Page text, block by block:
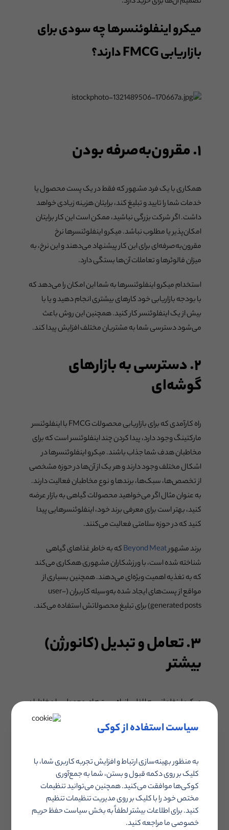
میکرو اینفلوئنسرها چه سودی برای
بازاریابی FMCG دارند؟
۱. مقرون‌به‌صرفه بودن
همکاری با یک فرد مشهور که فقط در یک پست محصول یا
خدمات شما را تایید و تبلیغ کند، برایتان هزینه زیادی خواهد
داشت. اگر شرکت بزرگی نباشید، ممکن است این کار برایتان
امکان‌پذیر یا مطلوب نباشد. میکرو اینفلوئنسرها نرخ
مقرون‌به‌صرفه‌ای برای این کار پیشنهاد می‌دهند و این نرخ، به
میزان فالوئرها و تعاملات آن‌ها بستگی دارد.
استخدام میکرو اینفلوئنسرها به شما این امکان را می‌دهد که
با بودجه بازاریابی خود کارهای بیشتری انجام دهید و یا با
بیش از یک اینفلوئنسر کار کنید. همچنین این روش باعث
می‌شود دسترسی شما به مشتریان مختلف افزایش پیدا کند.
۲. دسترسی به بازارهای
گوشه‌ای
راه کارآمدی که برای بازاریابی محصولات FMCG با اینفلوئنسر
مارکتینگ وجود دارد، پیدا کردن چند اینفلوئنسر است که برای
مخاطبان هدف شما جذاب باشند. میکرو اینفلوئنسرها در
اشکال مختلف وجود دارند و هر یک از آن‌ها در حوزه مشخصی
از تخصص‌ها، سبک‌ها، برندها و نوع مخاطبان فعالیت دارند.
به عنوان مثال اگر می‌خواهید محصولات گیاهی به بازار عرضه
کنید، بهتر است برای معرفی برند خود، اینفلوئنسرهایی پیدا
کنید که در حوزه سلامتی فعالیت می‌کنند.
برند مشهورBeyond Meatکه به خاطر غذاهای گیاهی
شناخته شده است، با ورزشکاران مشهوری همکاری می‌کند
که به تغذیه اهمیت ویژه‌ای می‌دهند. همچنین بسیاری از
مواقع از پست‌های ایجاد شده به‌وسیله کاربران (user-
generated posts) برای تبلیغ محصولاتش استفاده می‌کند.
۳. تعامل و تبدیل (کانورژن)
بیشتر
میکرو اینفلوئنسرها اغلب از راه پست‌های معمولی با مخاطبان
خود ارتباط برقرار می‌کنند و سریع به سوالات و نظرات آن‌ها
پاسخ می‌دهند. تحقیقات نشان می‌دهد که
آنجا که میکرو اینفلوئنسرها تجربه شخصی‌سازی شده
بیشتری به مشتریان ارائه می‌دهند، تلاش‌های بازاریابی آن‌ها
منجر به ایجاد نرخ تبدیل بالاتری می‌شود.
تحلیل‌ها نشان می‌دهد که اگر اینفلوئنسر، پاسخ تجربه‌های
مشتریان را که در قالب نظرات بر پست تبلیغی می‌نویسند،
سیاست استفاده از کوکی
به منظور بهینه‌سازی ارتباط و افزایش تجربه کاربری شما، با
کلیک بر روی دکمه قبول و بستن، شما به جمع‌آوری
کوکی‌ها موافقت می‌کنید. همچنین می‌توانید تنظیمات
مختص خود را با کلیک بر روی مدیریت تنظیمات تنظیم
کنید. برای اطلاعات بیشتر لطفاً به بخش سیاست حفظ حریم
خصوصی ما مراجعه کنید.